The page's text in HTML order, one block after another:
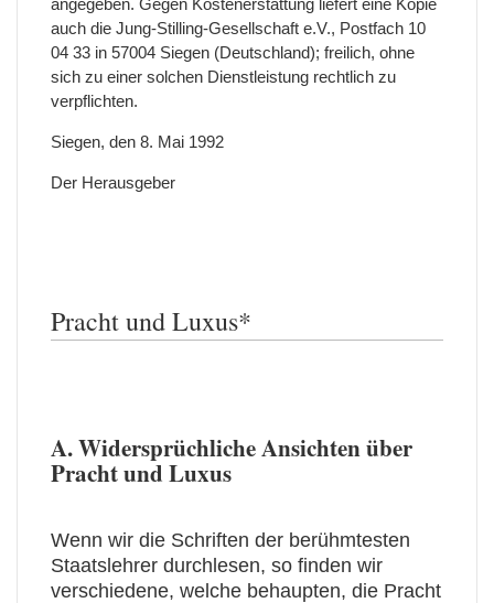
auch die Jung-Stilling-Gesellschaft e.V., Postfach 10
04 33 in 57004 Siegen (Deutschland); freilich, ohne
sich zu einer solchen Dienstleistung rechtlich zu
verpflichten.
Siegen, den 8. Mai 1992
Der Herausgeber
Pracht und Luxus*
A. Widersprüchliche Ansichten über
Pracht und Luxus
Wenn wir die Schriften der berühmtesten
Staatslehrer durchlesen, so finden wir
verschiedene, welche behaupten, die Pracht